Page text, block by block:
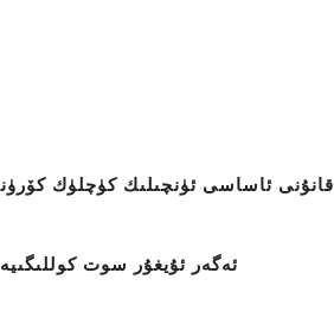
قانۇنى ئاساسى ئۈنچىلىك كۈچلۈك
ئەگەر ئۇيغۇر سوت